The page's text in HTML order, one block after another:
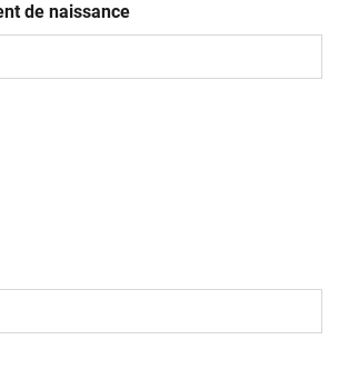
de naissance